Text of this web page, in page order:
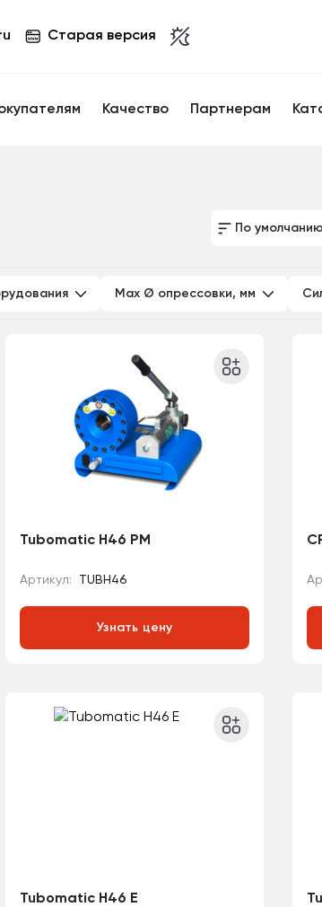
Старая версия
Качество Партнерам
По умолчанию
Max Ø опрессовки, мм
Tubomatic H46 PM
Артикул: TUBH46
Узнать цену
Tubomatic H46 E